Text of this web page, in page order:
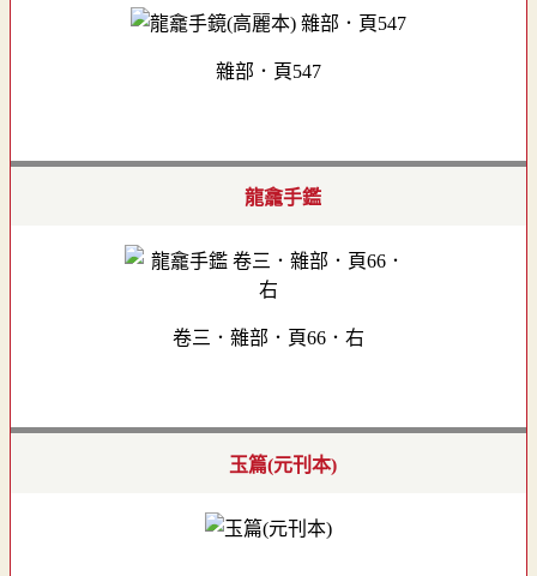
雜部．頁547
龍龕手鑑
卷三．雜部．頁66．右
玉篇(元刊本)